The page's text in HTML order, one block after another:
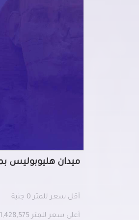
ميدان هليوبوليس
أقل سعر للمتر 0 جنية
أعلى سعر للمتر 11,428,575 جنية